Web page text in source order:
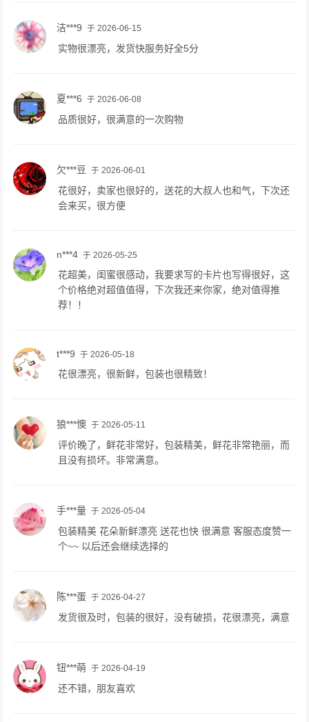
洁***9 于 2026-06-15
实物很漂亮，发货快服务好全5分
夏***6 于 2026-06-08
品质很好，很满意的一次购物
欠***豆 于 2026-06-01
花很好，卖家也很好的，送花的大叔人也和气，下次还
会来买，很方便
n***4 于 2026-05-25
花超美，闺蜜很感动，我要求写的卡片也写得很好，这
个价格绝对超值值得，下次我还来你家，绝对值得推
荐！！
t***9 于 2026-05-18
花很漂亮，很新鲜，包装也很精致！
狼***懊 于 2026-05-11
评价晚了，鲜花非常好，包装精美，鲜花非常艳丽，而
且没有损坏。非常满意。
手***量 于 2026-05-04
包装精美 花朵新鲜漂亮 送花也快 很满意 客服态度赞一
个~~ 以后还会继续选择的
陈***蛋 于 2026-04-27
发货很及时，包装的很好，没有破损，花很漂亮，满意
钮***萌 于 2026-04-19
还不错，朋友喜欢